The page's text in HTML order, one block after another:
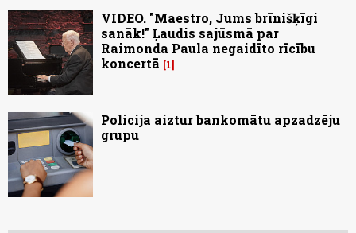
VIDEO. "Maestro, Jums brīnišķīgi
sanāk!" Ļaudis sajūsmā par
Raimonda Paula negaidīto rīcību
koncertā
1
Policija aiztur bankomātu apzadzēju
grupu